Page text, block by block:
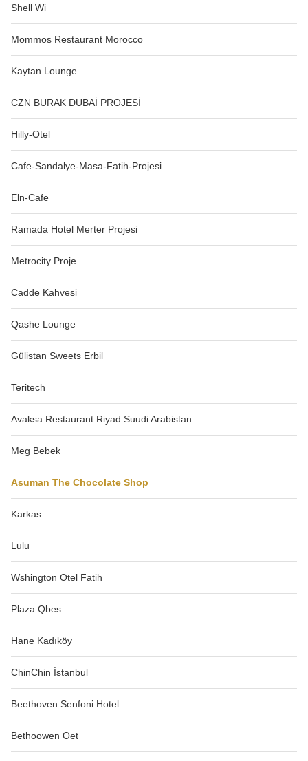
Shell Wi
Mommos Restaurant Morocco
Kaytan Lounge
CZN BURAK DUBAİ PROJESİ
Hilly-Otel
Cafe-Sandalye-Masa-Fatih-Projesi
Eln-Cafe
Ramada Hotel Merter Projesi
Metrocity Proje
Cadde Kahvesi
Qashe Lounge
Gülistan Sweets Erbil
Teritech
Avaksa Restaurant Riyad Suudi Arabistan
Meg Bebek
Asuman The Chocolate Shop
Karkas
Lulu
Wshington Otel Fatih
Plaza Qbes
Hane Kadıköy
ChinChin İstanbul
Beethoven Senfoni Hotel
Bethoowen Oet